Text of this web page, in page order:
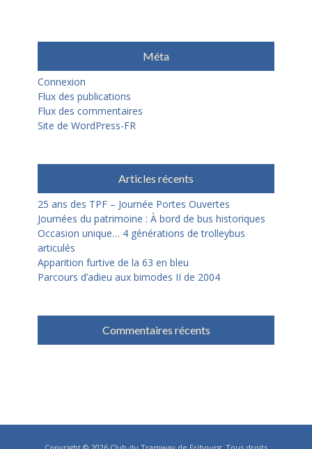
Méta
Connexion
Flux des publications
Flux des commentaires
Site de WordPress-FR
Articles récents
25 ans des TPF – Journée Portes Ouvertes
Journées du patrimoine : À bord de bus historiques
Occasion unique… 4 générations de trolleybus
articulés
Apparition furtive de la 63 en bleu
Parcours d’adieu aux bimodes II de 2004
Commentaires récents